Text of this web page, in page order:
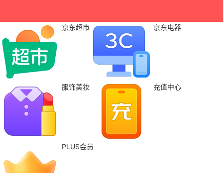
京东超市 京东电器
服饰美妆 充值中心
PLUS会员